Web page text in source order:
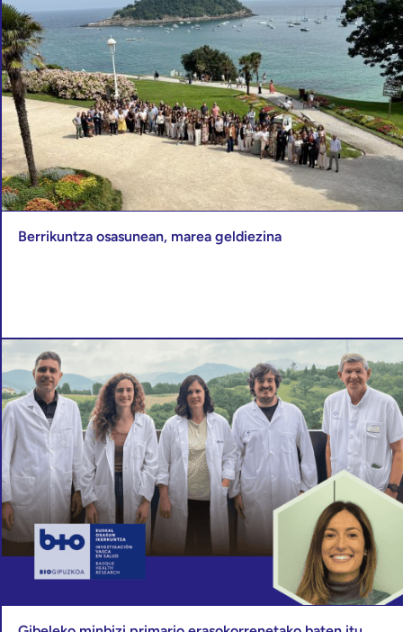
Berrikuntza osasunean, marea geldiezina